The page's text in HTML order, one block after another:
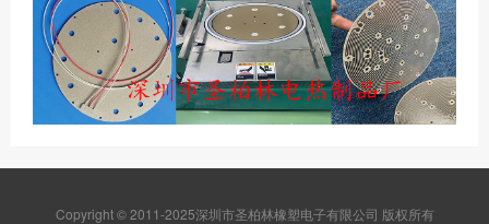
Copyright © 2011-2025深圳市圣柏林橡塑电子有限公司 版权所有